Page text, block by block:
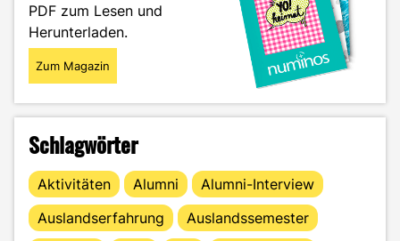
zu
verbessern"
PDF zum Lesen und
Herunterladen.
Zum Magazin
Schlagwörter
Aktivitäten Alumni
Alumni-Interview
Auslandserfahrung
Auslandssemester